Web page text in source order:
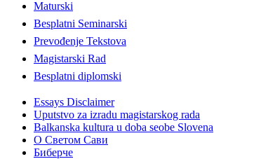
Maturski
Besplatni Seminarski
Prevođenje Tekstova
Magistarski Rad
Besplatni diplomski
Essays Disclaimer
Uputstvo za izradu magistarskog rada
Balkanska kultura u doba seobe Slovena
О Светом Сави
Биберче